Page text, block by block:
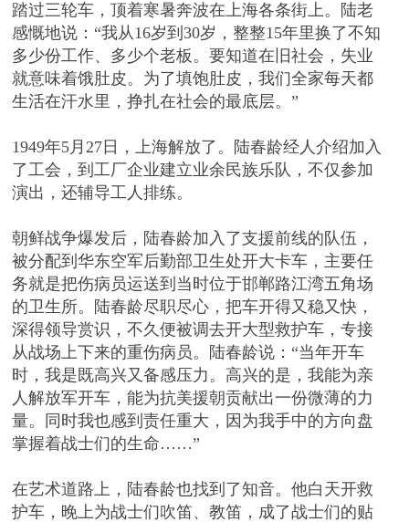
踏过三轮车，顶着寒暑奔波在上海各条街上。陆老
感慨地说：“我从16岁到30岁，整整15年里换了不知
多少份工作、多少个老板。要知道在旧社会，失业
就意味着饿肚皮。为了填饱肚皮，我们全家每天都
生活在汗水里，挣扎在社会的最底层。”
1949年5月27日，上海解放了。陆春龄经人介绍加入
了工会，到工厂企业建立业余民族乐队，不仅参加
演出，还辅导工人排练。
朝鲜战争爆发后，陆春龄加入了支援前线的队伍，
被分配到华东空军后勤部卫生处开大卡车，主要任
务就是把伤病员运送到当时位于邯郸路江湾五角场
的卫生所。陆春龄尽职尽心，把车开得又稳又快，
深得领导赏识，不久便被调去开大型救护车，专接
从战场上下来的重伤病员。陆春龄说：“当年开车
时，我是既高兴又备感压力。高兴的是，我能为亲
人解放军开车，能为抗美援朝贡献出一份微薄的力
量。同时我也感到责任重大，因为我手中的方向盘
掌握着战士们的生命……”
在艺术道路上，陆春龄也找到了知音。他白天开救
护车，晚上为战士们吹笛、教笛，成了战士们的贴